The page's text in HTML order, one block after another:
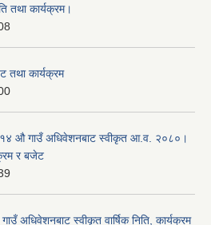
तथा कार्यक्रम।
तथा कार्यक्रम
१४ औ गाउँ अधिवेशनबाट स्वीकृत आ.व. २०८०।
र बजेट
स्वीकृत वार्षिक निति, कार्यक्रम